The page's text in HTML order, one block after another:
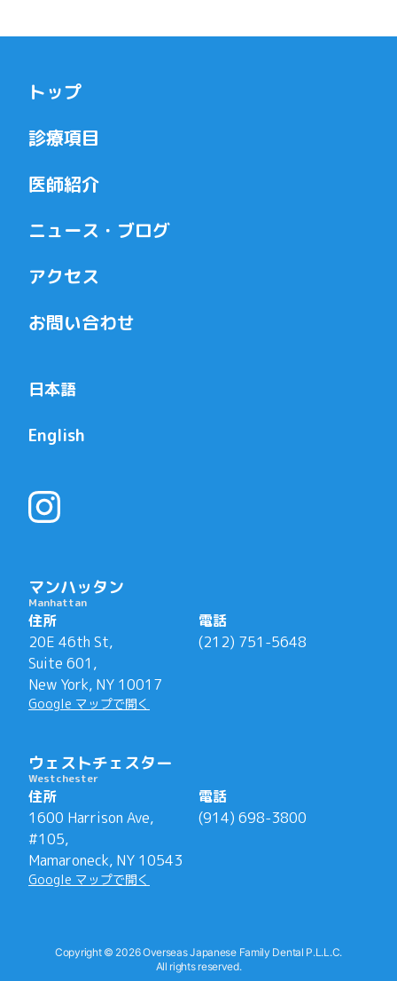
トップ
診療項目
医師紹介
ニュース・ブログ
アクセス
お問い合わせ
日本語
English
マンハッタン
Manhattan
住所
20E 46th St,
Suite 601,
New York, NY 10017
Google マップで開く
電話
(212) 751-5648
ウェストチェスター
Westchester
住所
1600 Harrison Ave,
#105,
Mamaroneck, NY 10543
Google マップで開く
電話
(914) 698-3800
Copyright © 2026Overseas Japanese Family Dental P.L.L.C.
All rights reserved.